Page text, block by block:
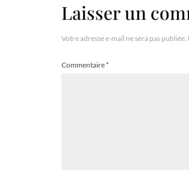
Laisser un
Votre adresse e-mail ne sera pas publiée.
Commentaire*